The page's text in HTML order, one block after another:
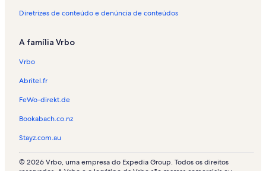
i
e
B
o
b
Diretrizes de conteúdo e denúncia de conteúdos
A família Vrbo
Vrbo
Abritel.fr
FeWo-direkt.de
Bookabach.co.nz
Stayz.com.au
© 2026 Vrbo, uma empresa do Expedia Group. Todos os direitos